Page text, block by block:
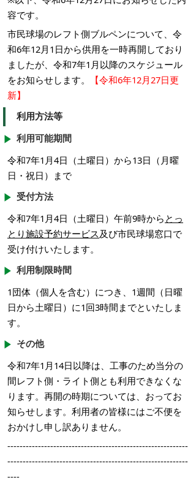
容です。
市民球場のレフト側ブルペンについて、令
和6年12月1日から供用を一時再開しており
ましたが、令和7年1月以降のスケジュール
をお知らせします。
【令和6年12月27日更
新】
利用方法等
利用可能期間
令和7年1月4日（土曜日）から13日（月曜
日・祝日）まで
受付方法
令和7年1月4日（土曜日）午前9時から とっ
とり施設予約サービス及び市民球場窓口で
受け付けいたします。
利用制限時間
1団体（個人を含む）につき、1週間（日曜
日から土曜日）に1回3時間までといたしま
す。
その他
令和7年1月14日以降は、工事のため当分の
間レフト側・ライト側とも利用できなくな
ります。再開の時期については、おってお
知らせします。利用者の皆様にはご不便を
おかけし申し訳ありません。
-----------------------------------------------------------
-----------------------------------------------------------
----